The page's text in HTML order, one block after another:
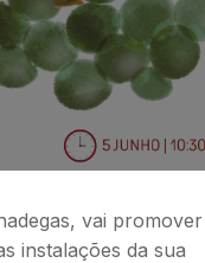
vai promover
instalações da sua